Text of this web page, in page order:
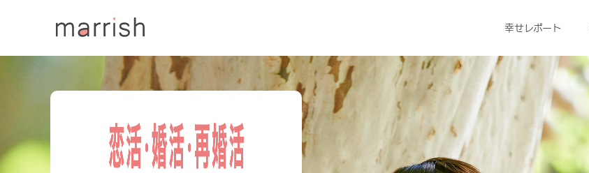
幸せレポート